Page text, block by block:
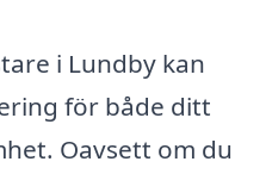
i Lundby kan
för både ditt
Oavsett om du